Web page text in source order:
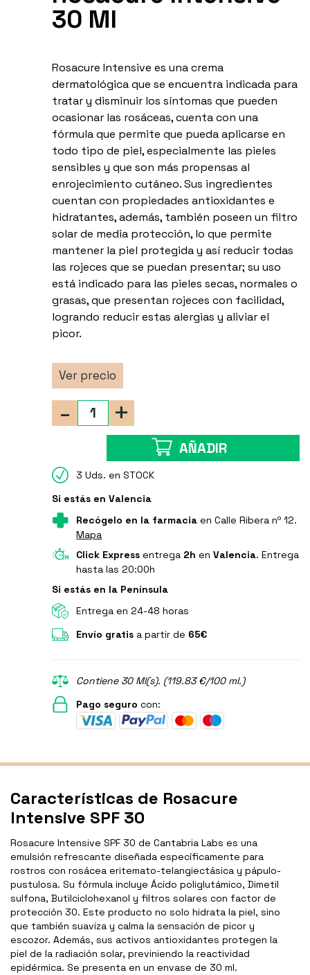
30 Ml
Rosacure Intensive es una crema
dermatológica que se encuentra indicada para
tratar y disminuir los síntomas que pueden
ocasionar las rosáceas, cuenta con una
fórmula que permite que pueda aplicarse en
todo tipo de piel, especialmente las pieles
sensibles y que son más propensas al
enrojecimiento cutáneo. Sus ingredientes
cuentan con propiedades antioxidantes e
hidratantes, además, también poseen un filtro
solar de media protección, lo que permite
mantener la piel protegida y así reducir todas
las rojeces que se puedan presentar; su uso
está indicado para las pieles secas, normales o
grasas, que presentan rojeces con facilidad,
logrando reducir estas alergias y aliviar el
picor.
Ver precio
+
-
AÑADIR
3 Uds. en STOCK
Si estás en Valencia
Recógelo en la farmacia en Calle Ribera nº 12.
Mapa
Click Express entrega 2h enValencia. Entrega
hasta las 20:00h
Si estás en la Península
Entrega en 24-48 horas
Envío gratis a partir de 65€
Contiene 30 Ml(s). (119.83 €/100 ml.)
Pago seguro con:
Características de Rosacure
Intensive SPF 30
Rosacure Intensive SPF 30 de Cantabria Labs es una
emulsión refrescante diseñada específicamente para
rostros con rosácea eritemato-telangiectásica y pápulo-
pustulosa. Su fórmula incluye Ácido poliglutámico, Dimetil
sulfona, Butilciclohexanol y filtros solares con factor de
protección 30. Este producto no solo hidrata la piel, sino
que también suaviza y calma la sensación de picor y
escozor. Además, sus activos antioxidantes protegen la
piel de la radiación solar, previniendo la reactividad
epidérmica. Se presenta en un envase de 30 ml.